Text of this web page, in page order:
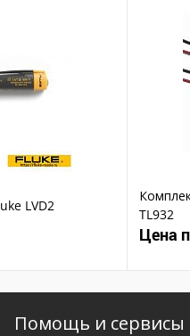
LVD2
TL932
Цена
Помощь и сервисы